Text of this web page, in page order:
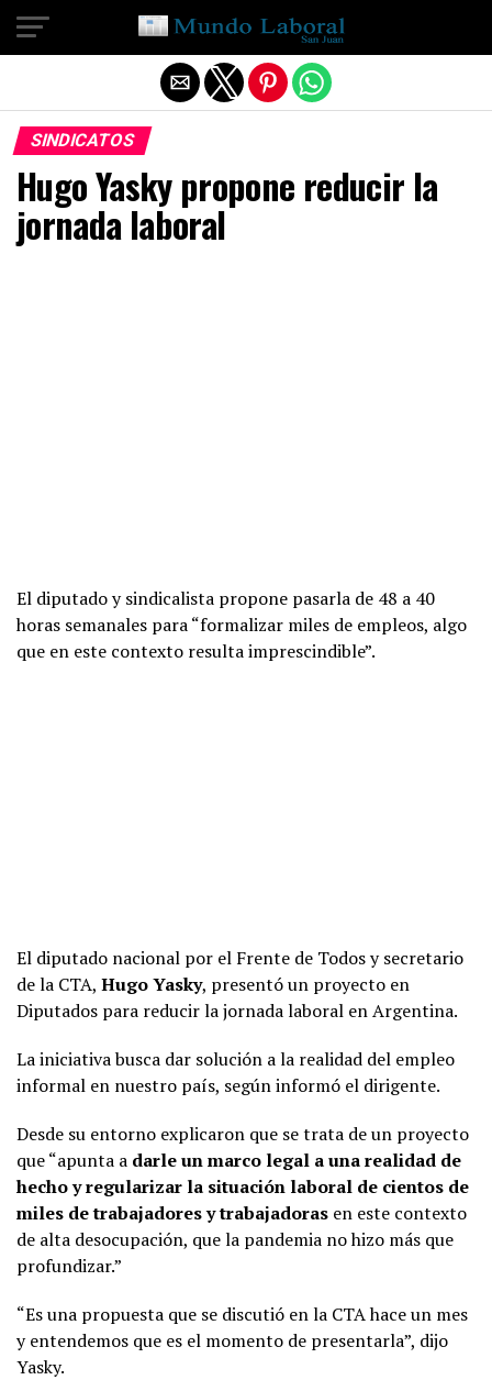
SINDICATOS
Hugo Yasky propone reducir la
jornada laboral
El diputado y sindicalista propone pasarla de 48 a 40
horas semanales para “formalizar miles de empleos, algo
que en este contexto resulta imprescindible”.
El diputado nacional por el Frente de Todos y secretario
de la CTA, Hugo Yasky, presentó un proyecto en
Diputados para reducir la jornada laboral en Argentina.
La iniciativa busca dar solución a la realidad del empleo
informal en nuestro país, según informó el dirigente.
Desde su entorno explicaron que se trata de un proyecto
que “apunta a darle un marco legal a una realidad de
hecho y regularizar la situación laboral de cientos de
miles de trabajadores y trabajadoras en este contexto
de alta desocupación, que la pandemia no hizo más que
profundizar.”
“Es una propuesta que se discutió en la CTA hace un mes
y entendemos que es el momento de presentarla”, dijo
Yasky.
Salir de la versión móvil